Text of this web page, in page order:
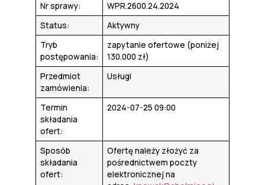
Nr sprawy:
WPR.2600.24.2024
Status:
Aktywny
Tryb
postępowania:
zapytanie ofertowe (poniżej
130.000 zł)
Przedmiot
zamówienia:
Usługi
Termin
składania
ofert:
2024-07-25 09:00
Sposób
składania
ofert:
Ofertę należy złożyć za
pośrednictwem poczty
elektronicznej na